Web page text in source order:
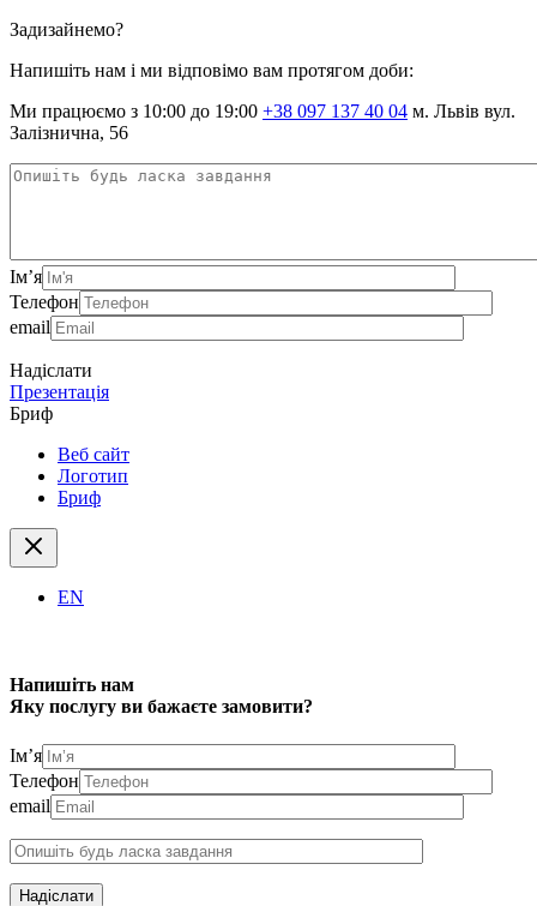
Задизайнемо?
Напишіть нам і ми відповімо вам протягом доби:
Ми працюємо з 10:00 до 19:00 +38 097 137 40 04 м. Львів вул.
Залізнична, 56
Ім’я
Телефон
email
Надіслати
Презентація
Бриф
Веб сайт
Логотип
Бриф
EN
Напишіть нам
Яку послугу ви бажаєте замовити?
Ім’я
Телефон
email
Надіслати